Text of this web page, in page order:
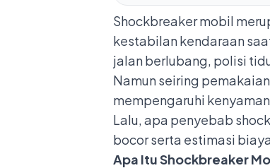
Shockbreaker mobil
kestabilan kendaraan
jalan berlubang, polisi
Namun seiring
mempengaruhi
Lalu, apa penyebab
bocor serta estimasi
Apa Itu Shockbreaker